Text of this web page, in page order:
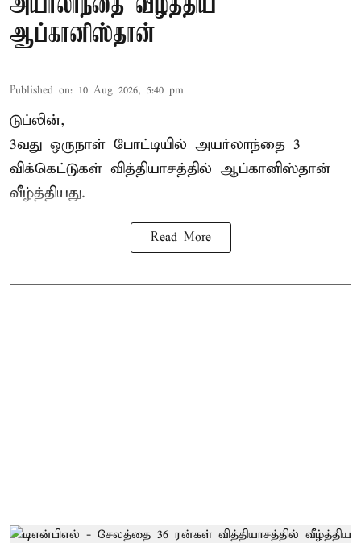
அயர்லாந்தை வீழ்த்திய
ஆப்கானிஸ்தான்
Published on: 10 Aug 2026, 5:40 pm
டுப்லின்,
3வது ஒருநாள் போட்டியில் அயர்லாந்தை 3
விக்கெட்டுகள் வித்தியாசத்தில் ஆப்கானிஸ்தான்
வீழ்த்தியது.
Read More